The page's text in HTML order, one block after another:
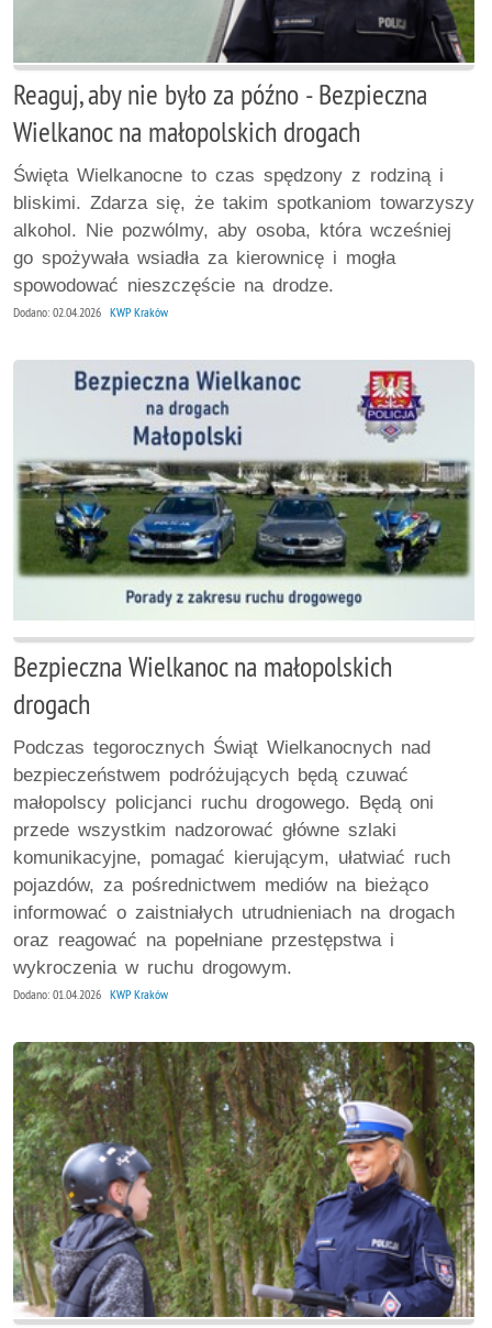
Reaguj, aby nie było za późno - Bezpieczna
Wielkanoc na małopolskich drogach
Święta Wielkanocne to czas spędzony z rodziną i
bliskimi. Zdarza się, że takim spotkaniom towarzyszy
alkohol. Nie pozwólmy, aby osoba, która wcześniej
go spożywała wsiadła za kierownicę i mogła
spowodować nieszczęście na drodze.
Dodano: 02.04.2026 KWP Kraków
Bezpieczna Wielkanoc na małopolskich
drogach
Podczas tegorocznych Świąt Wielkanocnych nad
bezpieczeństwem podróżujących będą czuwać
małopolscy policjanci ruchu drogowego. Będą oni
przede wszystkim nadzorować główne szlaki
komunikacyjne, pomagać kierującym, ułatwiać ruch
pojazdów, za pośrednictwem mediów na bieżąco
informować o zaistniałych utrudnieniach na drogach
oraz reagować na popełniane przestępstwa i
wykroczenia w ruchu drogowym.
Dodano: 01.04.2026 KWP Kraków